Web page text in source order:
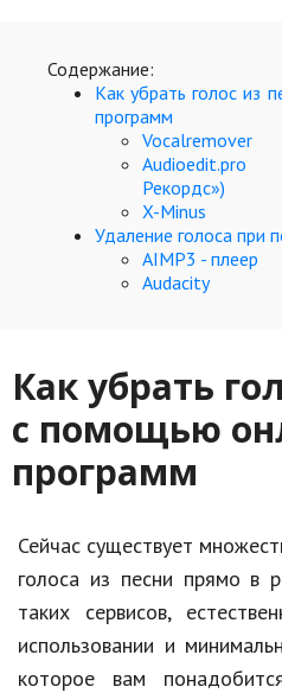
Домашние животные
Семья и дети
Путешествия
Строительство
Культура и общество
Хобби и развлечения
Финансы
Природа
Наука и технологии
Содержание:
Как убрать голос из
программ
Vocalremover
Рекордс»)
X-Minus
Удаление голоса
AIMP3 - плеер
Audacity
Как убрать
с помощью
программ
Сейчас существует
голоса из песни прямо в
таких сервисов,
использовании и
которое вам